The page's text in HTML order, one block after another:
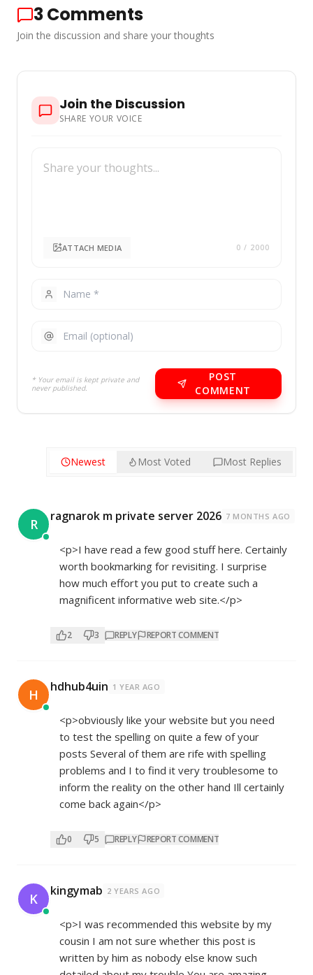
3Comments
Join the discussion and share your thoughts
Join the Discussion
SHARE YOUR VOICE
ATTACH MEDIA 0 / 2000
* Your email is kept private and
never published.
POST
COMMENT
Newest Most Voted Most Replies
R ragnarok m private server 2026 7 MONTHS AGO
<p>I have read a few good stuff here. Certainly
worth bookmarking for revisiting. I surprise
how much effort you put to create such a
magnificent informative web site.</p>
2 3 REPLY REPORT COMMENT
H hdhub4uin 1 YEAR AGO
<p>obviously like your website but you need
to test the spelling on quite a few of your
posts Several of them are rife with spelling
problems and I to find it very troublesome to
inform the reality on the other hand Ill certainly
come back again</p>
0 5 REPLY REPORT COMMENT
K kingymab 2 YEARS AGO
<p>I was recommended this website by my
cousin I am not sure whether this post is
written by him as nobody else know such